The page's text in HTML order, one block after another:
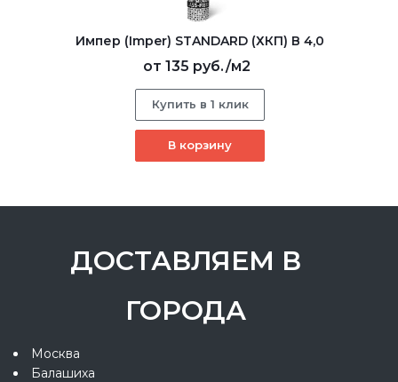
Импер (Imper) STANDARD (ХКП) В 4,0
от 135 руб./м2
Купить в 1 клик
В корзину
ДОСТАВЛЯЕМ В
ГОРОДА
Москва
Балашиха